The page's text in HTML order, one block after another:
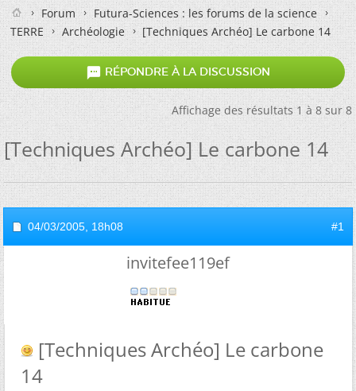
Forum
Futura-Sciences : les forums de la science
TERRE
Archéologie [Techniques Archéo] Le carbone 14
 RÉPONDRE À LA DISCUSSION
Affichage des résultats 1 à 8 sur 8
[Techniques Archéo] Le carbone 14
04/03/2005, 18h08 #1
invitefee119ef
[Techniques Archéo] Le carbone
14